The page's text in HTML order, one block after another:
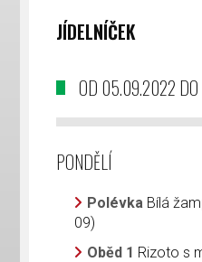
JÍDELNÍČEK
OD 05.09.2022
PONDĚLÍ
Polévka Bílá
09)
Oběd 1 Rizoto s